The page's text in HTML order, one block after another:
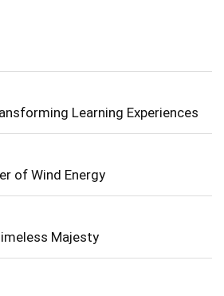
Learning Experiences
of Wind Energy
Majesty